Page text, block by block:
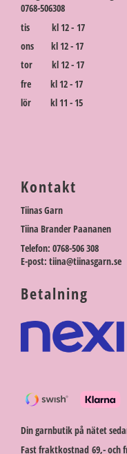
0768-506308
tis kl 12 - 17
ons kl 12 - 17
tor kl 12 - 17
fre kl 12 - 17
lör kl 11 - 15
Kontakt
Tiinas Garn
Tiina Brander Paananen
Telefon: 0768-506 308
E-post: tiina@tiinasgarn.se
Betalning
Din garnbutik på nätet
Fast fraktkostnad 69,- och